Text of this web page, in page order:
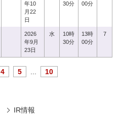
年10
月22
日
30分
00分
2026
年9月
23日
水
10時
30分
13時
00分
7
4 5 10
IR情報